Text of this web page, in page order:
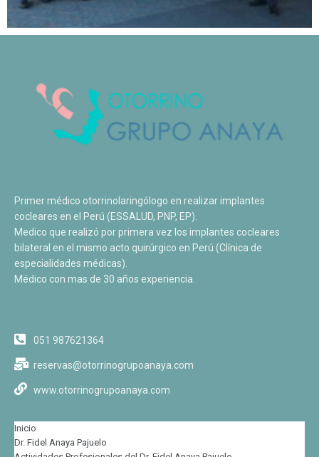
Primer médico otorrinolaringólogo en realizar implantes
cocleares en el Perú (ESSALUD, PNP, EP).
Medico que realizó por primera vez los implantes cocleares
bilateral en el mismo acto quirúrgico en Perú (Clínica de
especialidades médicas).
Médico con mas de 30 años experiencia.
051 987621364
reservas@otorrinogrupoanaya.com
www.otorrinogrupoanaya.com
Inicio
Dr. Fidel Anaya Pajuelo